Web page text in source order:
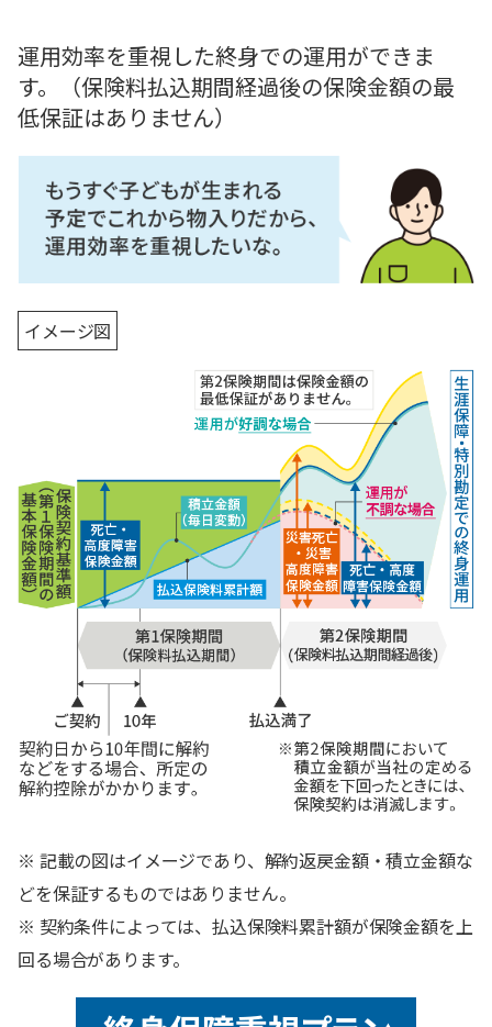
運用効率を重視した終身での運用ができま
す。（保険料払込期間経過後の保険金額の最
低保証はありません）
イメージ図
※ 記載の図はイメージであり、解約返戻金額・積立金額な
どを保証するものではありません。
※ 契約条件によっては、払込保険料累計額が保険金額を上
回る場合があります。